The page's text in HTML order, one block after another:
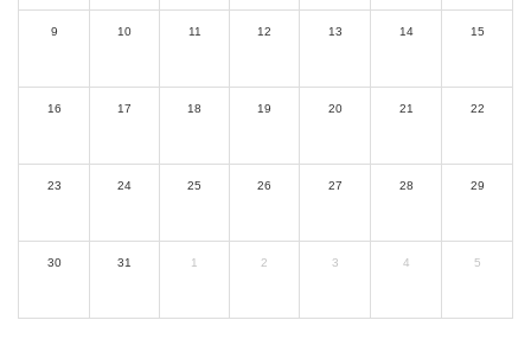
9 10 11 12 13 14 15
16 17 18 19 20 21 22
23 24 25 26 27 28 29
30 31 1 2 3 4 5